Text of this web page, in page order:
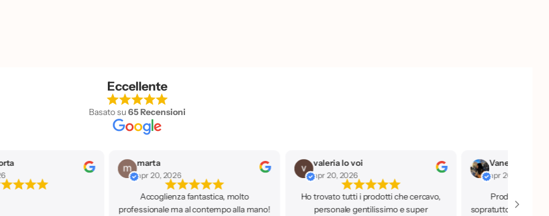
Eccellente
Basato su 65 Recensioni
marta
apr 20, 2026
Accoglienza fantastica, molto
professionale ma al contempo alla mano!
valeria lo voi
apr 20, 2026
Ho trovato tutti i prodotti che cercavo,
personale gentilissimo e super
apr 20, 2026
Prodotti a
sopratutto di qualità,